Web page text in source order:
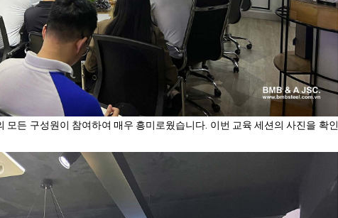
모든 구성원이 참여하여 매우 흥미로웠습니다. 이번 교육 세션의 사진을 확인